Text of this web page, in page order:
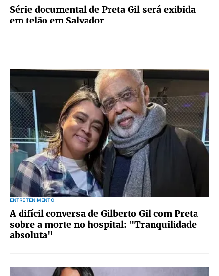
Série documental de Preta Gil será exibida
em telão em Salvador
ENTRETENIMENTO
A difícil conversa de Gilberto Gil com Preta
sobre a morte no hospital: "Tranquilidade
absoluta"